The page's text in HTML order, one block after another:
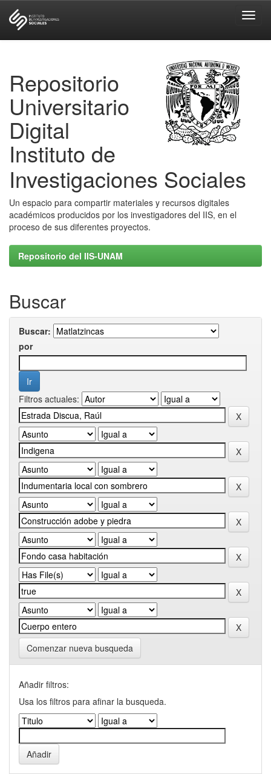
Repositorio
Universitario
Digital
Instituto de
Investigaciones Sociales
Un espacio para compartir materiales y recursos digitales
académicos producidos por los investigadores del IIS, en el
proceso de sus diferentes proyectos.
Repositorio del IIS-UNAM
Buscar
Buscar:
por
Filtros actuales:
Comenzar nueva busqueda
Añadir filtros:
Usa los filtros para afinar la busqueda.